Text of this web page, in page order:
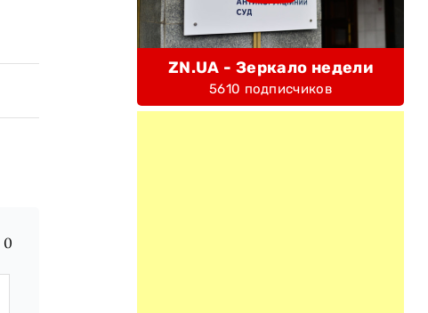
0
ZN.UA - Зеркало недели
5610 подписчиков